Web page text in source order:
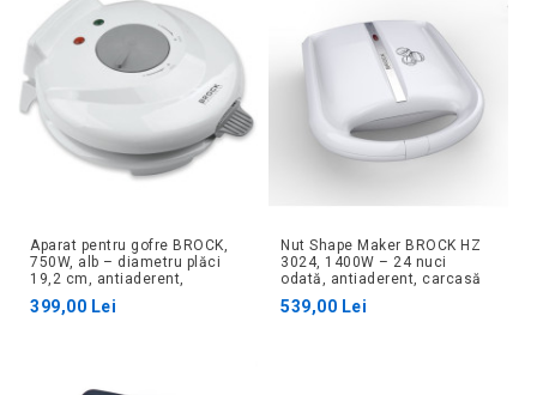
Aparat pentru gofre BROCK,
750W, alb – diametru plăci
19,2 cm, antiaderent,
indicatori LED, include con
399,00 Lei
Nut Shape Maker BROCK HZ
3024, 1400W – 24 nuci
odată, antiaderent, carcasă
539,00 Lei